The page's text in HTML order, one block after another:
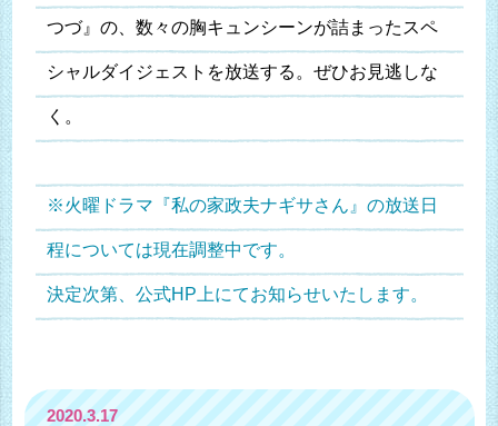
つづ』の、数々の胸キュンシーンが詰まったスペ
シャルダイジェストを放送する。ぜひお見逃しな
く。
※火曜ドラマ『私の家政夫ナギサさん』の放送日
程については現在調整中です。
決定次第、公式HP上にてお知らせいたします。
2020.3.17